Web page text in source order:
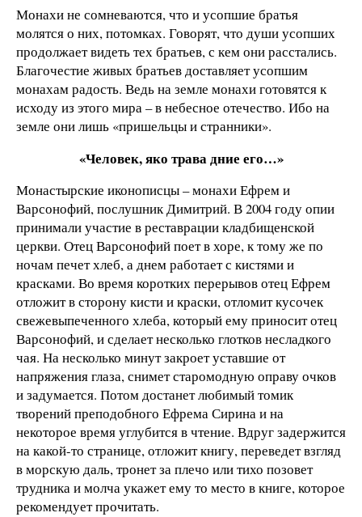
Монахи не сомневаются, что и усопшие братья
молятся о них, потомках. Говорят, что души усопших
продолжает видеть тех братьев, с кем они расстались.
Благочестие живых братьев доставляет усопшим
монахам радость. Ведь на земле монахи готовятся к
исходу из этого мира – в небесное отечество. Ибо на
земле они лишь «пришельцы и странники».
«Человек, яко трава дние его…»
Монастырские иконописцы – монахи Ефрем и
Варсонофий, послушник Димитрий. В 2004 году опии
принимали участие в реставрации кладбищенской
церкви. Отец Варсонофий поет в хоре, к тому же по
ночам печет хлеб, а днем работает с кистями и
красками. Во время коротких перерывов отец Ефрем
отложит в сторону кисти и краски, отломит кусочек
свежевыпеченного хлеба, который ему приносит отец
Варсонофий, и сделает несколько глотков несладкого
чая. На несколько минут закроет уставшие от
напряжения глаза, снимет старомодную оправу очков
и задумается. Потом достанет любимый томик
творений преподобного Ефрема Сирина и на
некоторое время углубится в чтение. Вдруг задержится
на какой-то странице, отложит книгу, переведет взгляд
в морскую даль, тронет за плечо или тихо позовет
трудника и молча укажет ему то место в книге, которое
рекомендует прочитать.